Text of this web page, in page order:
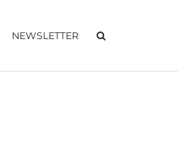
NEWSLETTER